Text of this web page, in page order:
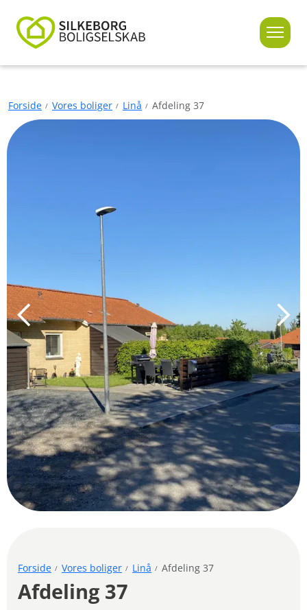
Forside Vores boliger Linå Afdeling 37
Forside Vores boliger Linå Afdeling 37
Afdeling 37